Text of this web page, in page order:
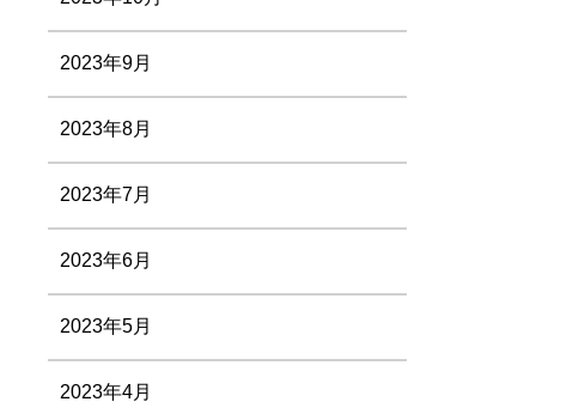
2023年9月
2023年8月
2023年7月
2023年6月
2023年5月
2023年4月